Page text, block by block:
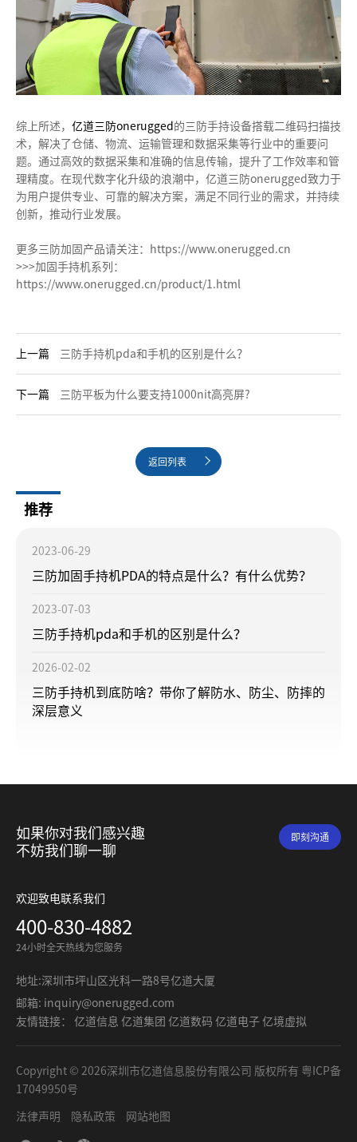
综上所述， 亿道三防onerugged 的三防手持设备搭载二维码扫描技
术，解决了仓储、物流、运输管理和数据采集等行业中的重要问
题。通过高效的数据采集和准确的信息传输，提升了工作效率和管
理精度。在现代数字化升级的浪潮中，亿道三防onerugged致力于
为用户提供专业、可靠的解决方案，满足不同行业的需求，并持续
创新，推动行业发展。
更多三防加固产品请关注：https://www.onerugged.cn
>>>加固手持机系列：
https://www.onerugged.cn/product/1.html
上一篇 三防手持机pda和手机的区别是什么？
下一篇 三防平板为什么要支持1000nit高亮屏?
返回列表
推荐
2023-06-29
三防加固手持机PDA的特点是什么？有什么优势？
2023-07-03
三防手持机pda和手机的区别是什么？
2026-02-02
三防手持机到底防啥？带你了解防水、防尘、防摔的
深层意义
如果你对我们感兴趣
不妨我们聊一聊
即刻沟通
欢迎致电联系我们
400-830-4882
24小时全天热线为您服务
地址:深圳市坪山区光科一路8号亿道大厦
邮箱: inquiry@onerugged.com
友情链接：
亿道信息 亿道集团 亿道数码 亿道电子 亿境虚拟
Copyright © 2026深圳市亿道信息股份有限公司 版权所有 粤ICP备
17049950号
法律声明 隐私政策 网站地图